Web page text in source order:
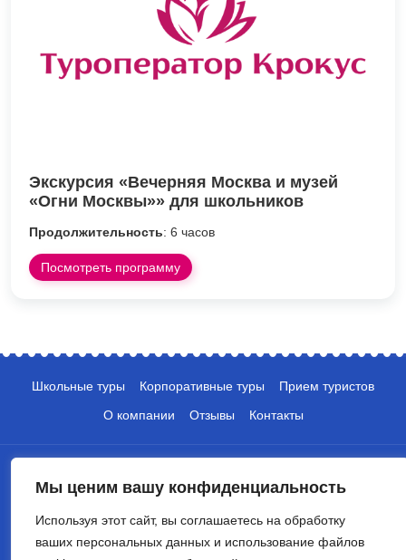
Мы ценим вашу конфиденциальность
Используя этот сайт, вы соглашаетесь на обработку
ваших персональных данных и использование файлов
Экскурсия «Вечерняя Москва и музей
«Огни Москвы»» для школьников
Продолжительность: 6 часов
Посмотреть программу
Школьные туры Корпоративные туры
Прием туристов
О компании
Отзывы Контакты